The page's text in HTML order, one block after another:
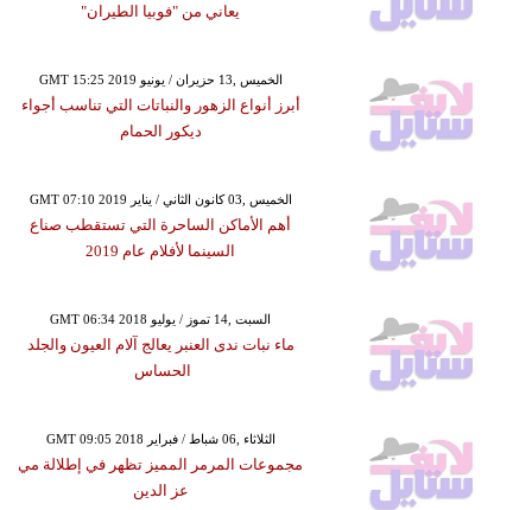
يعاني من "فوبيا الطيران"
GMT 15:25 2019 الخميس ,13 حزيران / يونيو
أبرز أنواع الزهور والنباتات التي تناسب أجواء
ديكور الحمام
GMT 07:10 2019 الخميس ,03 كانون الثاني / يناير
أهم الأماكن الساحرة التي تستقطب صناع
السينما لأفلام عام 2019
GMT 06:34 2018 السبت ,14 تموز / يوليو
ماء نبات ندى العنبر يعالج آلام العيون والجلد
الحساس
GMT 09:05 2018 الثلاثاء ,06 شباط / فبراير
مجموعات المرمر المميز تظهر في إطلالة مي
عز الدين